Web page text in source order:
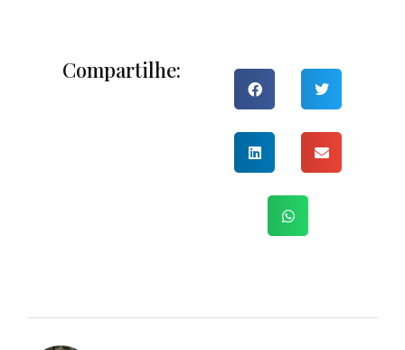
Compartilhe: